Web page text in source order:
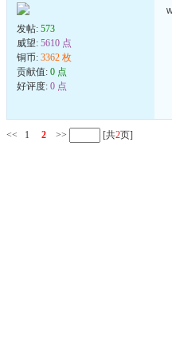
发帖: 573
威望: 5610 点
铜币: 3362 枚
贡献值: 0 点
好评度: 0 点
<< 1 2 >> [共2页]